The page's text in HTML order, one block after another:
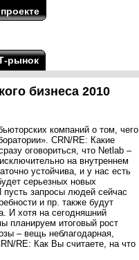
рынок
бизнеса 2010
компаний о том, чего
CRN/RE: Какие
оговориться, что Netlab –
на внутреннем
устойчива, и у нас есть
серьезных новых
пусть запросы людей сейчас
и пр. также будут
И хотя на сегодняшний
планируем итоговый рост
– вещь неблагодарная,
RE: Как Вы считаете, на что